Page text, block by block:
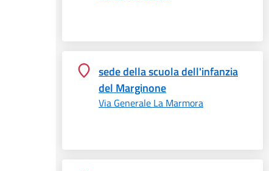
sede della scuola dell'infanzia
del Marginone
Via Generale La Marmora